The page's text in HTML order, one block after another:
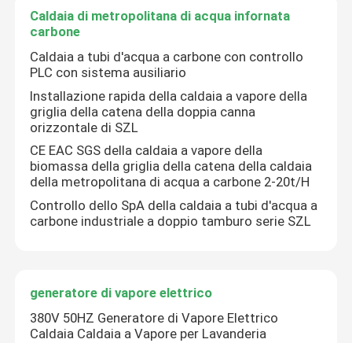
Manuale d'uso della caldaia a carbone
Caldaia a vapore a catena della biomassa della griglia
caldaia a vapore elettrica
Autoclave concreta
caldaia a vapore verticale
generatore di vapore elettrico
Caldaia di metropolitana di acqua infornata
carbone
Caldaia a tubi d'acqua a carbone con controllo
PLC con sistema ausiliario
Installazione rapida della caldaia a vapore della
griglia della catena della doppia canna
orizzontale di SZL
CE EAC SGS della caldaia a vapore della
biomassa della griglia della catena della caldaia
della metropolitana di acqua a carbone 2-20t/H
Controllo dello SpA della caldaia a tubi d'acqua a
carbone industriale a doppio tamburo serie SZL
generatore di vapore elettrico
380V 50HZ Generatore di Vapore Elettrico
Caldaia Caldaia a Vapore per Lavanderia